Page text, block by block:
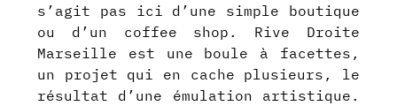
s’agit pas ici d’une simple boutique
ou d’un coffee shop. Rive Droite
Marseille est une boule à facettes,
un projet qui en cache plusieurs, le
résultat d’une émulation artistique.